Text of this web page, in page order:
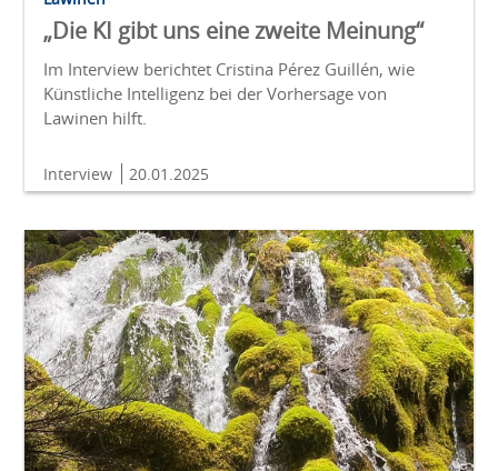
„Die KI gibt uns eine zweite Meinung“
Im Interview berichtet Cristina Pérez Guillén, wie
Künstliche Intelligenz bei der Vorhersage von
Lawinen hilft.
Interview 20.01.2025